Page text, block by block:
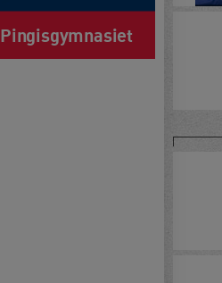
Pingisgymnasiet